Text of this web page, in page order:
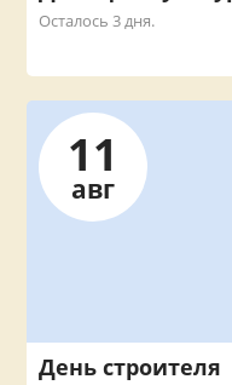
Осталось 3 дня.
11
авг
День строителя